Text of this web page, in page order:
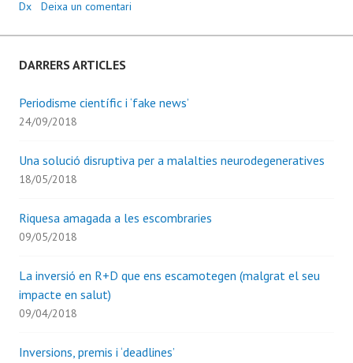
Dx
Deixa un comentari
DARRERS ARTICLES
Periodisme científic i ‘fake news’
24/09/2018
Una solució disruptiva per a malalties neurodegeneratives
18/05/2018
Riquesa amagada a les escombraries
09/05/2018
La inversió en R+D que ens escamotegen (malgrat el seu
impacte en salut)
09/04/2018
Inversions, premis i ‘deadlines’